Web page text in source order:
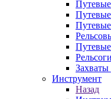
Путевые
Захваты
Инструмент
Назад